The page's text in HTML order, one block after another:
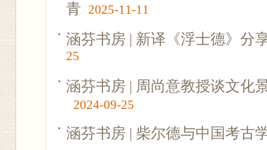
青 2025-11-11
涵芬书房 | 新译《浮士德》分
25
涵芬书房 | 周尚意教授谈文化
2024-09-25
涵芬书房 | 柴尔德与中国考古